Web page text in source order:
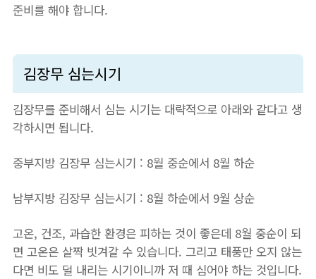
준비를 해야 합니다.
김장무 심는시기
김장무를 준비해서 심는 시기는 대략적으로 아래와 같다고 생
각하시면 됩니다.
중부지방 김장무 심는시기 : 8월 중순에서 8월 하순
남부지방 김장무 심는시기 : 8월 하순에서 9월 상순
고온, 건조, 과습한 환경은 피하는 것이 좋은데 8월 중순이 되
면 고온은 살짝 빗겨갈 수 있습니다. 그리고 태풍만 오지 않는
다면 비도 덜 내리는 시기이니까 저 때 심어야 하는 것입니다.